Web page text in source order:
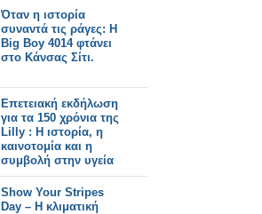
Όταν η ιστορία
συναντά τις ράγες: Η
Big Boy 4014 φτάνει
στο Κάνσας Σίτι.
Επετειακή εκδήλωση
για τα 150 χρόνια της
Lilly : Η ιστορία, η
καινοτομία και η
συμβολή στην υγεία
Show Your Stripes
Day – Η κλιματική